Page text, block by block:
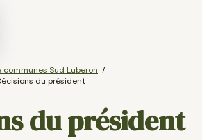
Sud Luberon /
du président
du président